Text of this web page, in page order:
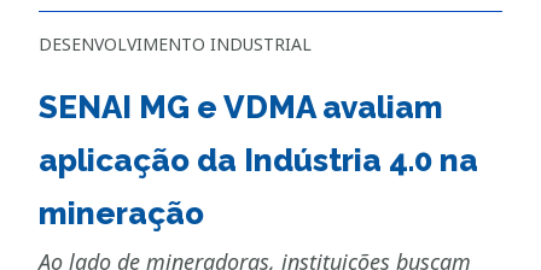
DESENVOLVIMENTO INDUSTRIAL
SENAI MG e VDMA avaliam
aplicação da Indústria 4.0 na
mineração
Ao lado de mineradoras, instituições buscam